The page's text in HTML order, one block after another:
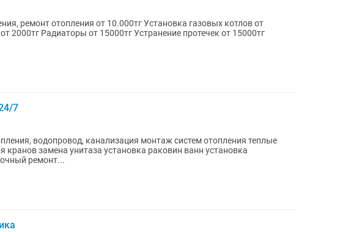
от 10.000тг Установка газовых котлов от
7
водопровод, канализация монтаж систем отопления теплые
кранов замена унитаза установка раковин ванн установка
ремонт...